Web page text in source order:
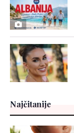
Najčitanije